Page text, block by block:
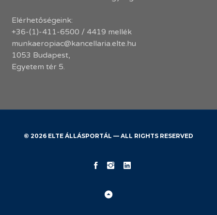
Elérhetőségeink:
+36-(1)-411-6500 / 4419 mellék
munkaeropiac@kancellaria.elte.hu
1053 Budapest,
Egyetem tér 5.
© 2026 ELTE ÁLLÁSPORTÁL — ALL RIGHTS RESERVED
KK ELTEELTE
Back